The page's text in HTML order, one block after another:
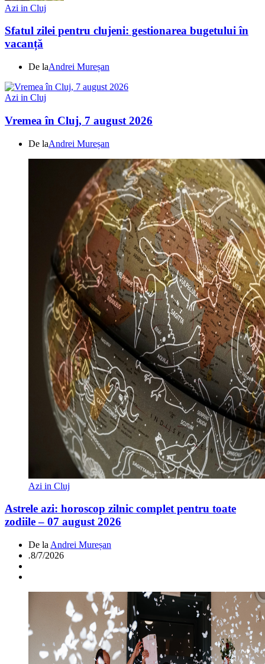
Azi in Cluj
Sfatul zilei pentru clujeni: gestionarea bugetului în
vacanță
De laAndrei Mureșan
Azi in Cluj
Vremea în Cluj, 7 august 2026
De laAndrei Mureșan
Azi in Cluj
Astrele azi: horoscop zilnic complet pentru toate
zodiile – 07 august 2026
De la Andrei Mureșan
.8/7/2026